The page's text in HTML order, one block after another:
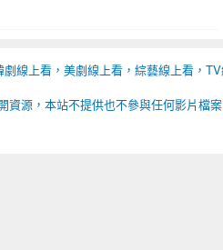
線上看，美劇線上看，綜藝線上看，
資源，本站不提供也不參與任何影片檔